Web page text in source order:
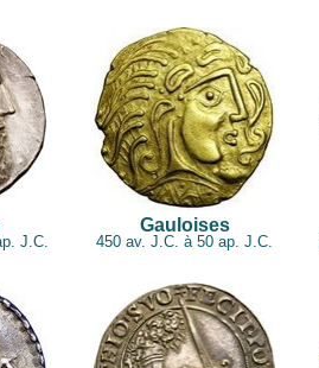
J.C.
Gauloises
450 av. J.C. à 50 ap. J.C.